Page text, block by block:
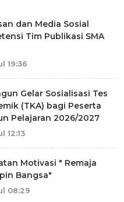
dan Media Sosial
Tim Publikasi SMA
19:36
Gelar Sosialisasi Tes
(TKA) bagi Peserta
Pelajaran 2026/2027
12:13
Motivasi " Remaja
Bangsa"
08:29